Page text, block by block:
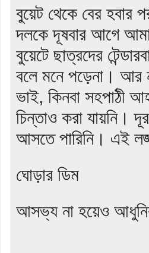
বুয়েট থেকে বের
দলকে দূষবার আগে
বুয়েটে ছাত্রদের
বলে মনে পড়েনা। আর
ভাই, কিনবা সহপাঠী
চিন্তাও করা যায়নি।
আসতে পারিনি। এই
ঘোড়ার ডিম
আসভ্য না হয়েও